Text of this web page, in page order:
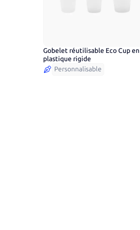
8couleurs
Gobelet réutilisable Eco Cup en
plastique rigide
Personnalisable